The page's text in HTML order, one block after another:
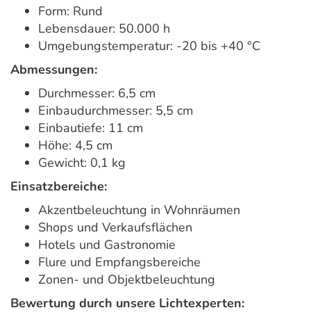
Form: Rund
Lebensdauer: 50.000 h
Umgebungstemperatur: -20 bis +40 °C
Abmessungen:
Durchmesser: 6,5 cm
Einbaudurchmesser: 5,5 cm
Einbautiefe: 11 cm
Höhe: 4,5 cm
Gewicht: 0,1 kg
Einsatzbereiche:
Akzentbeleuchtung in Wohnräumen
Shops und Verkaufsflächen
Hotels und Gastronomie
Flure und Empfangsbereiche
Zonen- und Objektbeleuchtung
Bewertung durch unsere Lichtexperten: